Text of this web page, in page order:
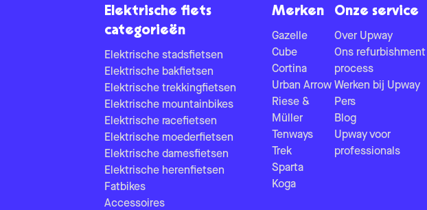
Elektrische fiets
categorieën
Elektrische stadsfietsen
Elektrische bakfietsen
Elektrische trekkingfietsen
Elektrische mountainbikes
Elektrische racefietsen
Elektrische moederfietsen
Elektrische damesfietsen
Elektrische herenfietsen
Fatbikes
Accessoires
Merken
Gazelle
Cube
Cortina
Urban Arrow
Riese &
Müller
Tenways
Trek
Sparta
Koga
Onze service
Over Upway
Ons refurbishment
process
Werken bij Upway
Pers
Blog
Upway voor
professionals